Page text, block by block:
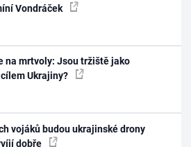
Vondráček
na mrtvoly: Jsou tržiště jako
Ukrajiny?
vojáků budou ukrajinské drony
dobře